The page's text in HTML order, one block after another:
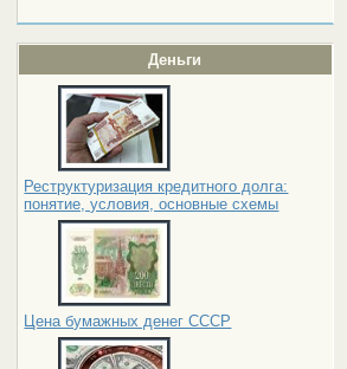
Деньги
Реструктуризация кредитного долга:
понятие, условия, основные схемы
Цена бумажных денег СССР